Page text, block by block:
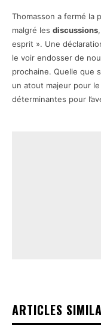
Thomasson a fermé la
malgré les discussions
esprit ». Une
le voir endosser de
prochaine. Quelle que
un atout majeur pour
déterminantes pour
ARTICLES